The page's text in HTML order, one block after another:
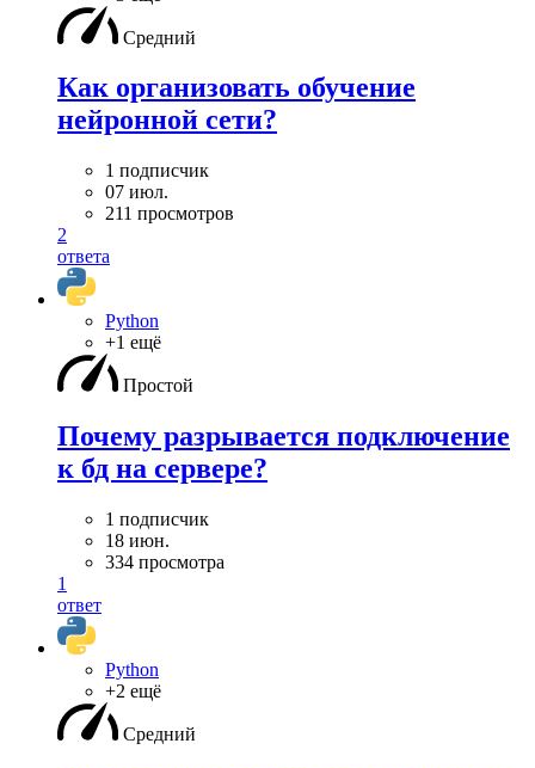
Средний
Как организовать обучение
нейронной сети?
1 подписчик
07 июл.
211 просмотров
2
ответа
Python
+1 ещё
Простой
Почему разрывается подключение
к бд на сервере?
1 подписчик
18 июн.
334 просмотра
1
ответ
Python
+2 ещё
Средний